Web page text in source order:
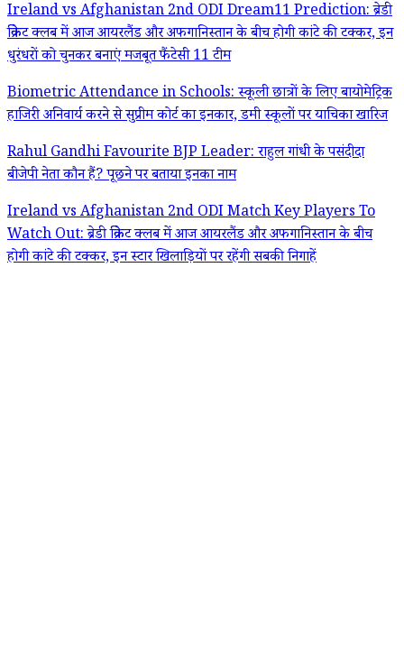
Ireland vs Afghanistan 2nd ODI Dream11 Prediction: ब्रेडी
क्रिकेट क्लब में आज आयरलैंड और अफगानिस्तान के बीच होगी कांटे की टक्कर, इन
धुरंधरों को चुनकर बनाएं मजबूत फैंटेसी 11 टीम
Biometric Attendance in Schools: स्कूली छात्रों के लिए बायोमेट्रिक
हाजिरी अनिवार्य करने से सुप्रीम कोर्ट का इनकार, डमी स्कूलों पर याचिका खारिज
Rahul Gandhi Favourite BJP Leader: राहुल गांधी के पसंदीदा
बीजेपी नेता कौन हैं? पूछने पर बताया इनका नाम
Ireland vs Afghanistan 2nd ODI Match Key Players To
Watch Out: ब्रेडी क्रिकेट क्लब में आज आयरलैंड और अफगानिस्तान के बीच
होगी कांटे की टक्कर, इन स्टार खिलाड़ियों पर रहेंगी सबकी निगाहें